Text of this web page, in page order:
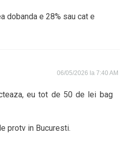
dobanda e 28% sau cat e
06/05/2026 la 7:40 AM
eu tot de 50 de lei bag
protv in Bucuresti.